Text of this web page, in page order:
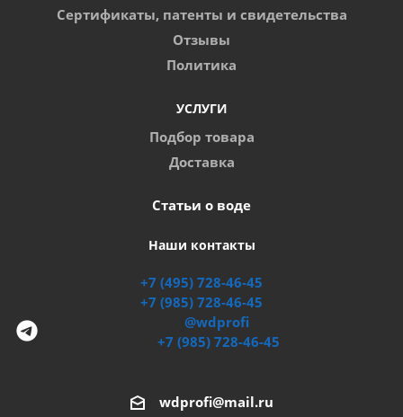
Сертификаты, патенты и свидетельства
Отзывы
Политика
УСЛУГИ
Подбор товара
Доставка
Статьи о воде
Наши контакты
+7 (495) 728-46-45
+7 (985) 728-46-45
@wdprofi
+7 (985) 728-46-45
wdprofi@mail.ru